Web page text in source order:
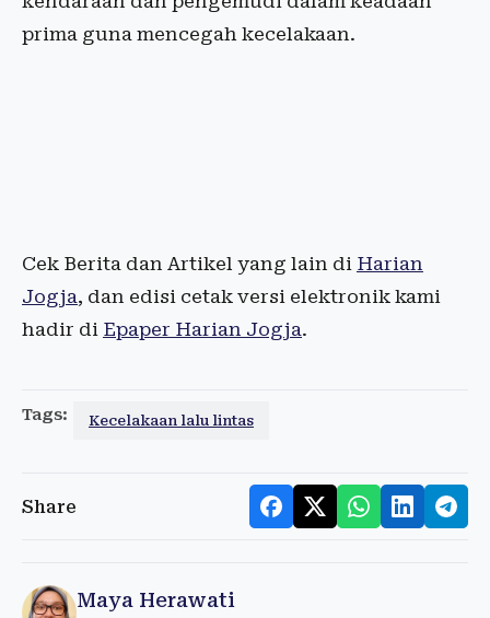
prima guna mencegah kecelakaan.
Cek Berita dan Artikel yang lain di Harian
Jogja, dan edisi cetak versi elektronik kami
hadir di Epaper Harian Jogja.
Tags: Kecelakaan lalu lintas
Share
Maya Herawati